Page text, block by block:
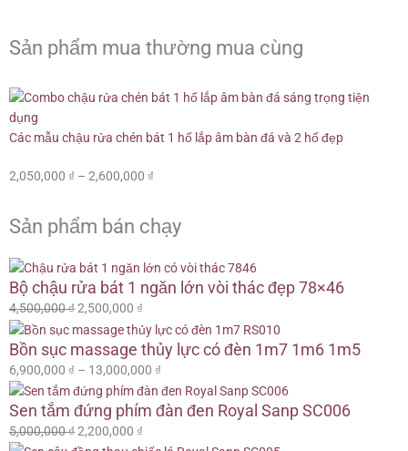
Sản phẩm mua thường mua cùng
Các mẫu chậu rửa chén bát 1 hố lắp âm bàn đá và 2 hố đẹp
2,050,000 ₫ – 2,600,000 ₫
từ
2,050,000 ₫
2,600,000 ₫
Sản phẩm bán chạy
Bộ chậu rửa bát 1 ngăn lớn vòi thác đẹp 78×46
4,500,000₫
Giá
gốc
là:
4,500,000 ₫.
2,500,000 ₫
Giá
hiện
là:
2,500,000 ₫.
Bồn sục massage thủy lực có đèn 1m7 1m6 1m5
6,900,000 ₫ – 13,000,000 ₫
Khoảng
giá:
6,900,000 ₫
đến
Sen tắm đứng phím đàn đen Royal Sanp SC006
5,000,000₫
Giá
gốc
là:
5,000,000 ₫.
2,200,000 ₫
Giá
hiện
là:
2,200,000 ₫.
Giá
gốc
là:
4,000,000 ₫.
Giá
hiện
là:
1,950,000 ₫.
Khoảng
giá:
15,900,000 ₫
đến